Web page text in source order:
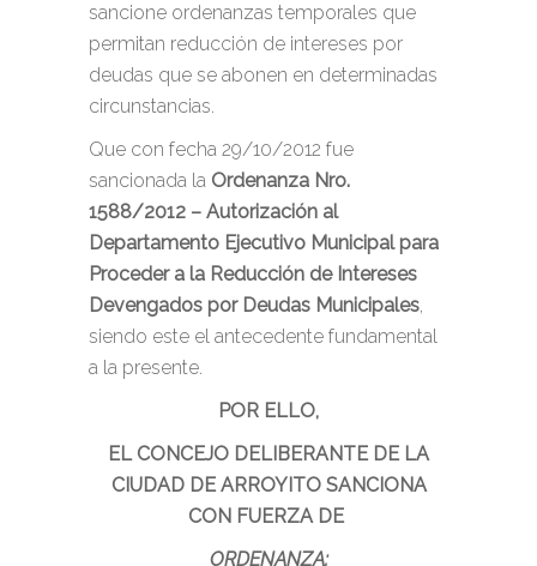
sancione ordenanzas temporales que
permitan reducción de intereses por
deudas que se abonen en determinadas
circunstancias.
Que con fecha 29/10/2012 fue
sancionada la Ordenanza Nro.
1588/2012 – Autorización al
Departamento Ejecutivo Municipal para
Proceder a la Reducción de Intereses
Devengados por Deudas Municipales,
siendo este el antecedente fundamental
a la presente.
POR ELLO,
EL CONCEJO DELIBERANTE DE LA
CIUDAD DE ARROYITO SANCIONA
CON FUERZA DE
ORDENANZA: